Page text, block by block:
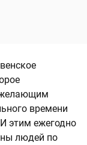
желающим
времени
этим ежегодно
людей по